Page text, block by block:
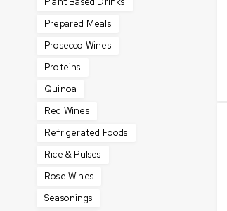
Prepared Meals
Prosecco Wines
Proteins
Quinoa
Red Wines
Refrigerated Foods
Rice & Pulses
Rose Wines
Seasonings